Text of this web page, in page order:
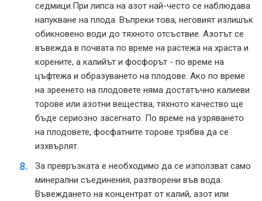
седмици.При липса на азот най-често се наблюдава
напукване на плода. Въпреки това, неговият излишък
обикновено води до тяхното отсъствие. Азотът се
въвежда в почвата по време на растежа на храста и
корените, а калийът и фосфорът - по време на
цъфтежа и образуването на плодове. Ако по време
на зреенето на плодовете няма достатъчно калиеви
торове или азотни вещества, тяхното качество ще
бъде сериозно засегнато. По време на узряването
на плодовете, фосфатните торове трябва да се
изхвърлят.
За превръзката е необходимо да се използват само
минерални съединения, разтворени във вода.
Въвеждането на концентрат от калий, азот или